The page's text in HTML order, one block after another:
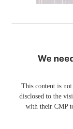
We
This content is
disclosed to the
with their CMP